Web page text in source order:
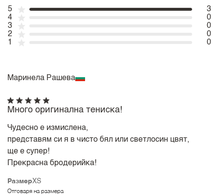
5
3
4
0
3
0
2
0
1
0
Маринела Рашева
РазмерXS
Отговаря на размера
Много оригинална тениска!
Чудесно е измислена,
представям си я в чисто бял или светлосин цвят,
ще е супер!
Прекрасна бродерийка!